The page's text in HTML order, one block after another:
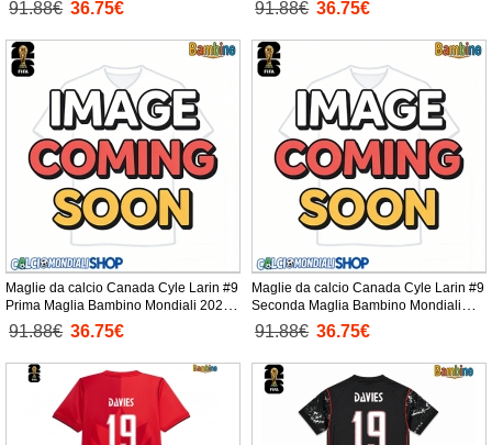
Pantaloni corti)
91.88€ 36.75€
Pantaloni corti)
91.88€ 36.75€
Maglie da calcio Canada Cyle Larin #9
Prima Maglia Bambino Mondiali 2026
Manica Corta + Pantaloni corti)
91.88€ 36.75€
Maglie da calcio Canada Cyle Larin #9
Seconda Maglia Bambino Mondiali
2026 Manica Corta + Pantaloni corti)
91.88€ 36.75€